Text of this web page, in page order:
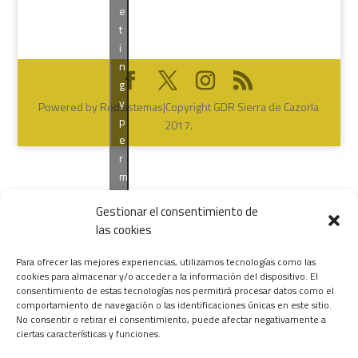
Gestionar el consentimiento de
las cookies
Para ofrecer las mejores experiencias, utilizamos tecnologías como las
cookies para almacenar y/o acceder a la información del dispositivo. El
consentimiento de estas tecnologías nos permitirá procesar datos como el
comportamiento de navegación o las identificaciones únicas en este sitio.
No consentir o retirar el consentimiento, puede afectar negativamente a
ciertas características y funciones.
e
t
i
n
g
y
p
e
r
m
i
t
i
e
s
t
e
c
Powered by Redsistemas|Copyright GDR Sierra de Cazorla
2017.